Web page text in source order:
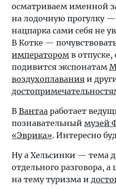
осматриваем именной
на лодочную прогулку —
нацпарка сами себя не
В Котке —
императором в
подивится экспонатам
воздухоплавания и
В Вантаа работает
познавательный музей
«Эврика». Интересно
Ну а Хельсинки — тема
отдельного разговора,
на тему туризма и